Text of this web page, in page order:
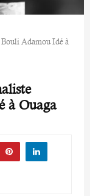
Adamou Idé à
à Ouaga